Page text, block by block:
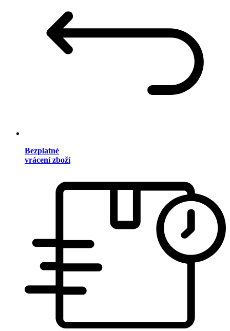
Bezplatné
vrácení zboží